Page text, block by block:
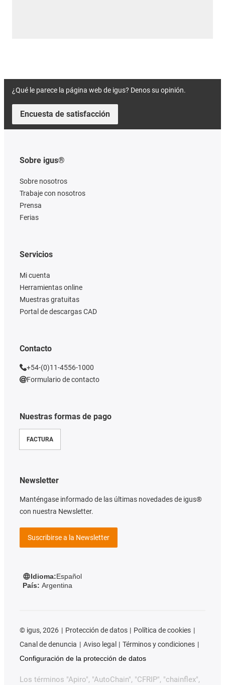
¿Qué le parece la página web de igus? Denos su opinión.
Encuesta de satisfacción
Sobre igus®
Sobre nosotros
Trabaje con nosotros
Prensa
Ferias
Nuestras formas de pago
FACTURA
Servicios
Mi cuenta
Herramientas online
Muestras gratuitas
Portal de descargas CAD
Contacto
+54-(0)11-4556-1000
Formulario de contacto
Newsletter
Manténgase informado de las últimas novedades de igus®
con nuestra Newsletter.
Suscribirse a la Newsletter
Idioma:Español
País: Argentina
© igus, 2026 Protección de datos
Política de cookies
Canal de denuncia
Aviso legal
Términos y condiciones
Configuración de la protección de datos
Los términos "Apiro", "AutoChain", "CFRIP", "chainflex",